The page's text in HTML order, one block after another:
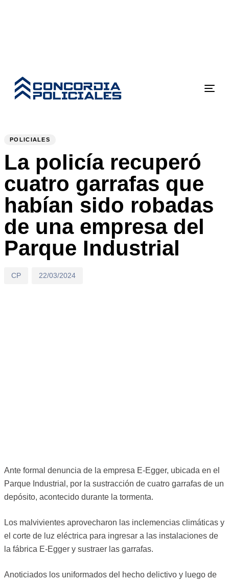
POLICIALES
La policía recuperó
cuatro garrafas que
habían sido robadas
de una empresa del
Parque Industrial
CP 22/03/2024
Ante formal denuncia de la empresa E-Egger, ubicada en el
Parque Industrial, por la sustracción de cuatro garrafas de un
depósito, acontecido durante la tormenta.
Los malvivientes aprovecharon las inclemencias climáticas y
el corte de luz eléctrica para ingresar a las instalaciones de
la fábrica E-Egger y sustraer las garrafas.
Anoticiados los uniformados del hecho delictivo y luego de